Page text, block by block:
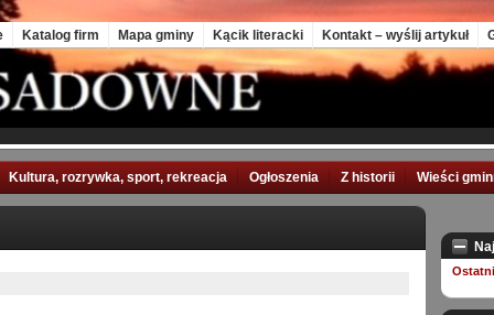
Katalog firm Mapa gminy Kącik literacki Kontakt – wyślij artykuł
Kultura, rozrywka, sport, rekreacja Ogłoszenia Z historii Wieści